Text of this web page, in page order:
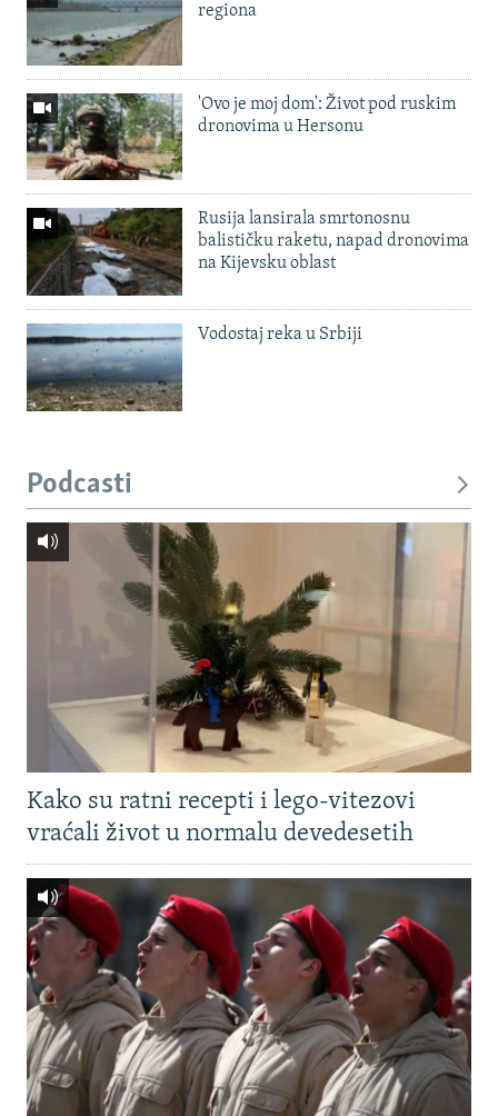
regiona
'Ovo je moj dom': Život pod ruskim
dronovima u Hersonu
Rusija lansirala smrtonosnu
balističku raketu, napad dronovima
na Kijevsku oblast
Vodostaj reka u Srbiji
Podcasti
Kako su ratni recepti i lego-vitezovi
vraćali život u normalu devedesetih